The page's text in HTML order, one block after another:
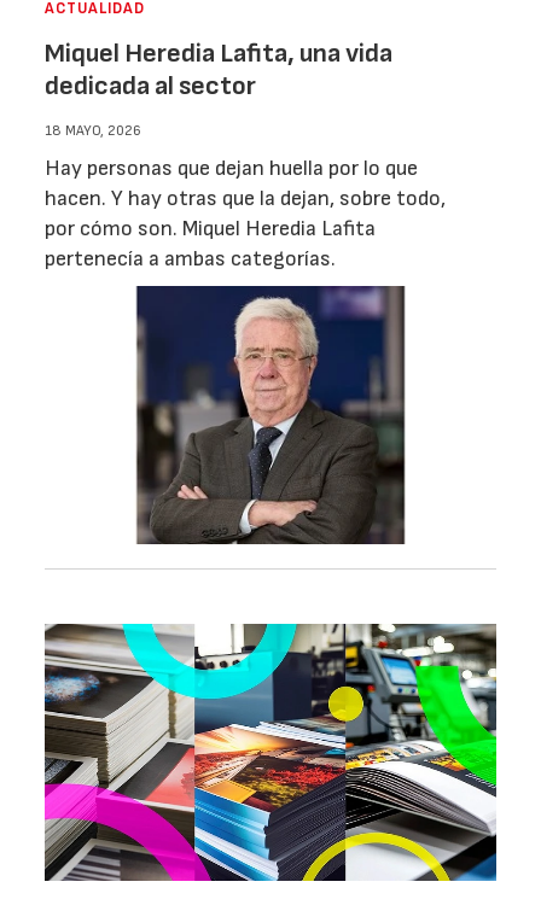
ACTUALIDAD
Miquel Heredia Lafita, una vida
dedicada al sector
18 MAYO, 2026
Hay personas que dejan huella por lo que
hacen. Y hay otras que la dejan, sobre todo,
por cómo son. Miquel Heredia Lafita
pertenecía a ambas categorías.